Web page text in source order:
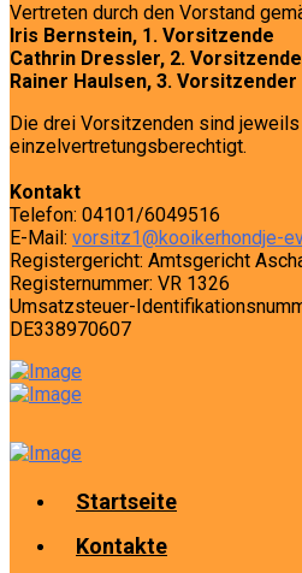
Vertreten durch den Vorstand
Iris Bernstein, 1. Vorsitzende
Cathrin Dressler, 2. Vorsitzende
Rainer Haulsen, 3. Vorsitzender
Die drei Vorsitzenden sind jeweils
einzelvertretungsberechtigt.
Kontakt
Telefon: 04101/6049516
E-Mail: vorsitz1@kooikerhondje-
Registergericht: Amtsgericht
Registernummer: VR 1326
Umsatzsteuer-
DE338970607
Startseite
Kontakte